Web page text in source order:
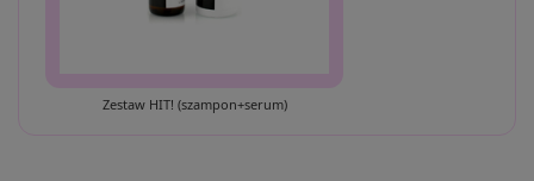
Zestaw HIT! (szampon+serum)